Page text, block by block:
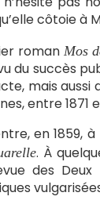
côtoie à
roman Mos
du succès
mais aussi
entre 1871
en 1859,
. À
des